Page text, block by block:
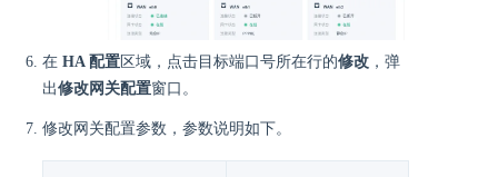
在 HA 配置 区域，点击目标端口号所在行的修改 ，弹
出修改网关配置窗口。
修改网关配置参数，参数说明如下。